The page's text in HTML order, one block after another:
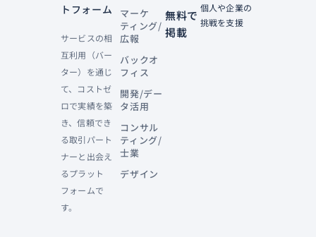
トフォーム
サービスの相
互利用（バー
ター）を通じ
て、コストゼ
ロで実績を築
き、信頼でき
る取引パート
ナーと出会え
るプラット
フォームで
す。
マーケ
ティング/
広報
バックオ
フィス
開発/デー
タ活用
コンサル
ティング/
士業
デザイン
無料で
掲載
個人や企業の
挑戦を支援